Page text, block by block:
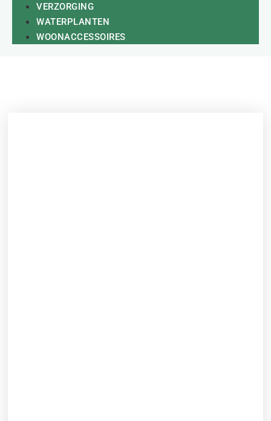
VERZORGING
WATERPLANTEN
WOONACCESSOIRES